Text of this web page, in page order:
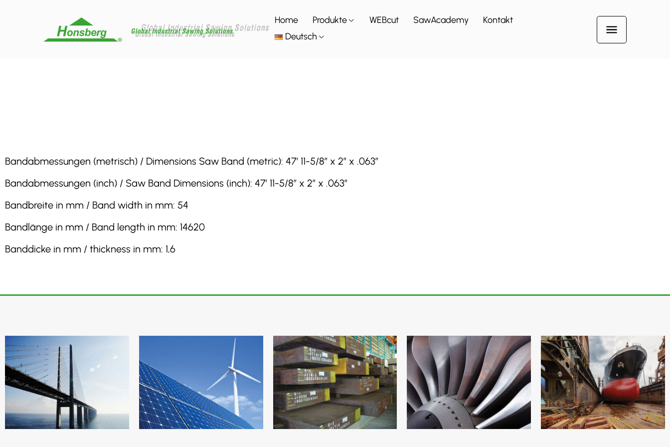
Home Produkte WEBcut SawAcademy
Kontakt
Deutsch
Bandabmessungen (metrisch) / Dimensions Saw Band (metric): 47′ 11-5/8″ x 2″ x .063″
Bandabmessungen (inch) / Saw Band Dimensions (inch): 47′ 11-5/8″ x 2″ x .063″
Bandbreite in mm / Band width in mm: 54
Bandlänge in mm / Band length in mm: 14620
Banddicke in mm / thickness in mm: 1,6